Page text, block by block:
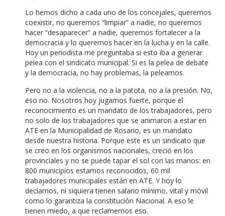
Lo hemos dicho a cada uno de los concejales, queremos
coexistir, no queremos “limpiar” a nadie, no queremos
hacer “desaparecer” a nadie, queremos fortalecer a la
democracia y lo queremos hacer en la lucha y en la calle.
Hoy un periodista me preguntaba si esto iba a generar
pelea con el sindicato municipal. Si es la pelea de debate
y la democracia, no hay problemas, la peleamos.
Pero no a la violencia, no a la patota, no a la presión. No,
eso no. Nosotros hoy jugamos fuerte, porque el
reconocimiento es un mandato de los trabajadores, pero
no solo de los trabajadores que se animaron a estar en
ATE en la Municipalidad de Rosario, es un mandato
desde nuestra historia. Porque este es un sindicato que
se creo en los organismos nacionales, creció en los
provinciales y no se puede tapar el sol con las manos: en
800 municipios estamos reconocidos, 60 mil
trabajadores municipales están en ATE. Y hoy lo
decíamos, ni siquiera tienen salario mínimo, vital y móvil
como lo garantiza la constitución Nacional. A eso le
tienen miedo, a que reclamemos eso.